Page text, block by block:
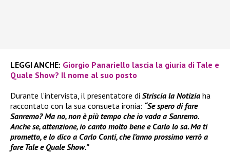
LEGGI ANCHE: Giorgio Panariello lascia la giuria di Tale e
Quale Show? Il nome al suo posto
Durante l’intervista, il presentatore di Striscia la Notizia ha
raccontato con la sua consueta ironia: “Se spero di fare
Sanremo? Ma no, non è più tempo che io vada a Sanremo.
Anche se, attenzione, io canto molto bene e Carlo lo sa. Ma ti
prometto, e lo dico a Carlo Conti, che l’anno prossimo verrò a
fare Tale e Quale Show.”